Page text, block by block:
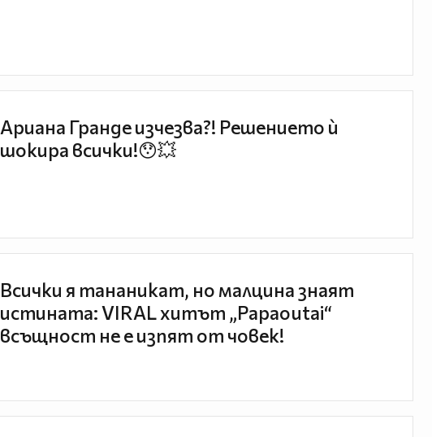
Ариана Гранде изчезва?! Решението ѝ
шокира всички!😯💥
Всички я тананикат, но малцина знаят
истината: VIRAL хитът „Papaoutai“
всъщност не е изпят от човек!